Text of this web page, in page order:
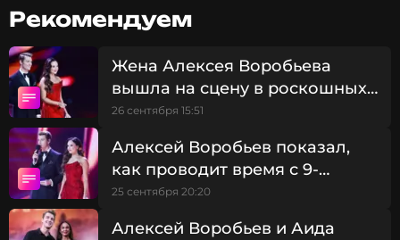
Рекомендуем
Жена Алексея Воробьева
вышла на сцену в роскошных
украшениях за 70 млн рублей
26 сентября 15:51
Алексей Воробьев показал,
как проводит время с 9-
летней дочерью жены
25 сентября 20:20
Алексей Воробьев и Аида